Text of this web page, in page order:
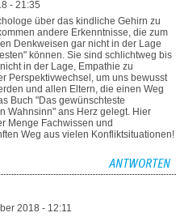
- 21:35
über das kindliche Gehirn zu
andere Erkenntnisse, die zum
Denkweisen gar nicht in der Lage
können. Sie sind schlichtweg bis
in der Lage, Empathie zu
Perspektivwechsel, um uns bewusst
und allen Eltern, die einen Weg
Buch "Das gewünschteste
Wahnsinn" ans Herz gelegt. Hier
Menge Fachwissen und
Weg aus vielen Konfliktsituationen!
ANTWORTEN
2018 - 12:11